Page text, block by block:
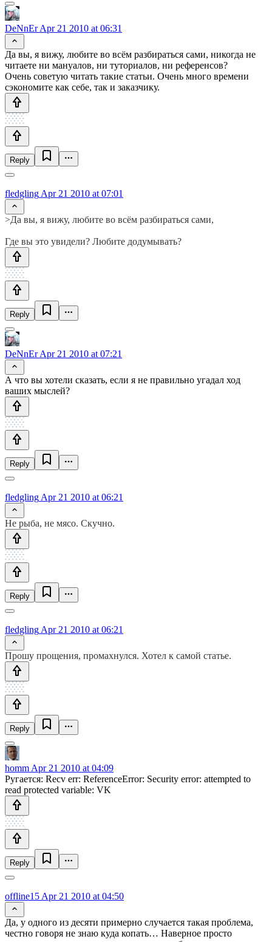
DeNnErApr 21 2010 at 06:31
Да вы, я вижу, любите во всём разбираться сами, никогда не
читаете ни мануалов, ни туториалов, ни референсов?
Очень советую читать такие статьи. Очень много времени
сэкономите как себе, так и заказчику.
Reply
fledgling Apr 21 2010 at 07:01
>Да вы, я вижу, любите во всём разбираться сами,
Где вы это увидели? Любите додумывать?
Reply
DeNnErApr 21 2010 at 07:21
А что вы хотели сказать, если я не правильно угадал ход
ваших мыслей?
Reply
fledgling Apr 21 2010 at 06:21
Не рыба, не мясо. Скучно.
Reply
fledgling Apr 21 2010 at 06:21
Прошу прощения, промахнулся. Хотел к самой статье.
Reply
homm Apr 21 2010 at 04:09
Ругается: Recv err: ReferenceError: Security error: attempted to
read protected variable: VK
Reply
offline15 Apr 21 2010 at 04:50
Да, у одного из десяти примерно случается такая проблема,
честно говоря не знаю куда копать… Наверное просто